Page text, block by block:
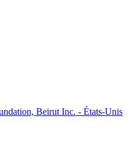
Beirut Inc. - États-Unis